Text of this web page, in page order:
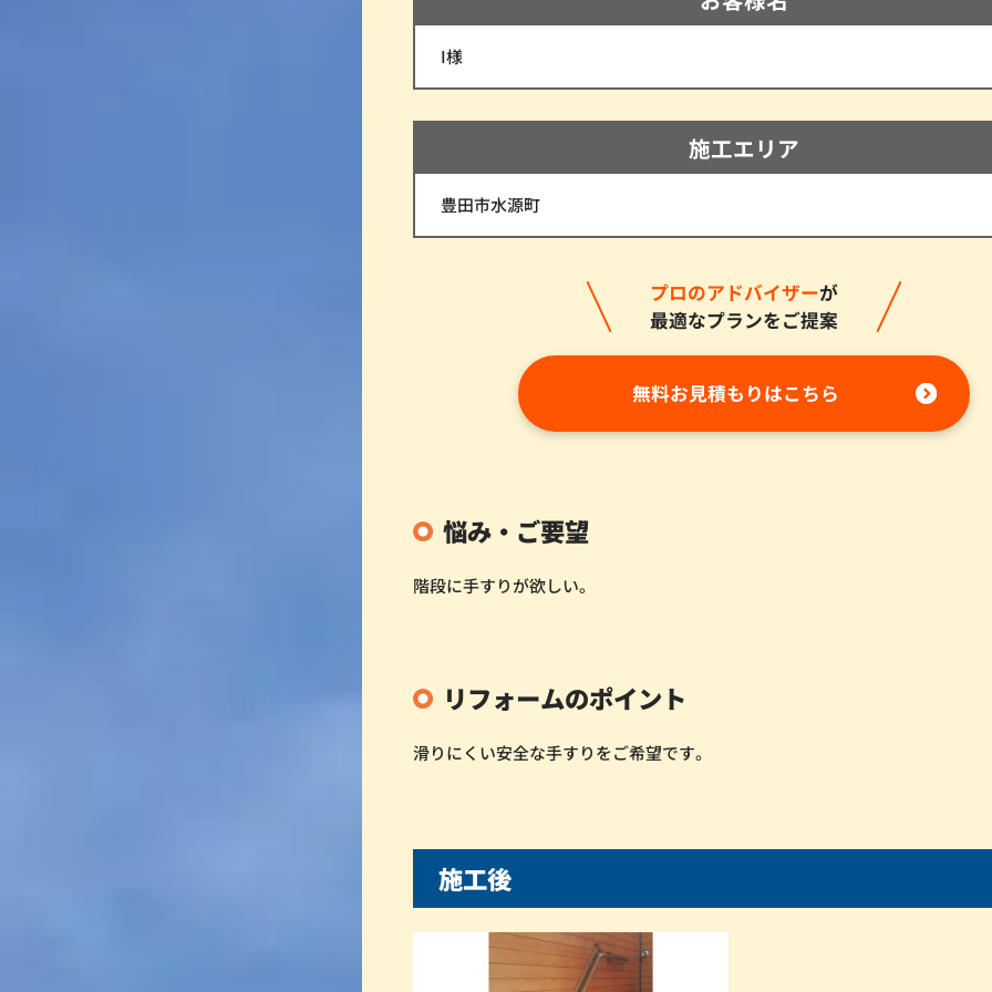
I様
施工エリア
豊田市水源町
プロのアドバイザーが
最適なプランをご提案
無料お見積もりはこちら
悩み・ご要望
階段に手すりが欲しい。
リフォームのポイント
滑りにくい安全な手すりをご希望です。
施工後